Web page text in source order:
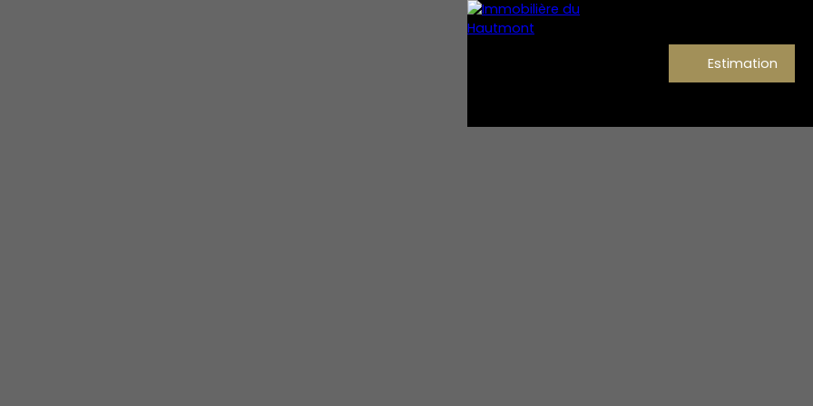
Estimation